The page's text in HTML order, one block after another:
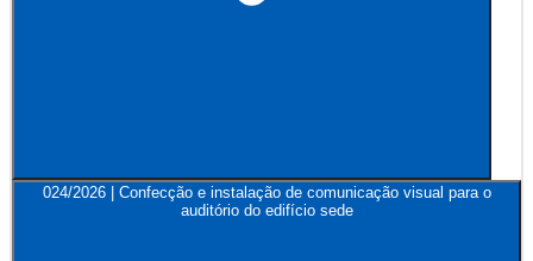
024/2026 | Confecção e instalação de comunicação visual para o
auditório do edifício sede